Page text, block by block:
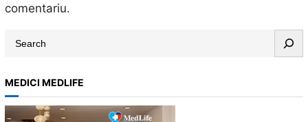
comentariu.
r
c
MEDICI MEDLIFE